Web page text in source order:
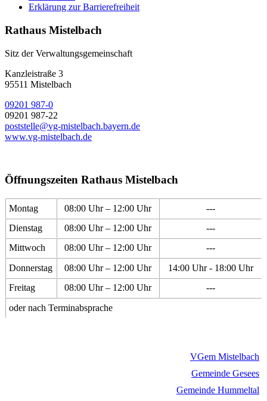
Erklärung zur Barrierefreiheit
Rathaus Mistelbach
Sitz der Verwaltungsgemeinschaft
Kanzleistraße 3
95511 Mistelbach
09201 987-0
09201 987-22
poststelle@vg-mistelbach.bayern.de
www.vg-mistelbach.de
Öffnungszeiten Rathaus Mistelbach
Montag 08:00 Uhr – 12:00 Uhr
---
Dienstag
08:00 Uhr – 12:00 Uhr
---
Mittwoch
08:00 Uhr – 12:00 Uhr
---
Donnerstag
08:00 Uhr – 12:00 Uhr
14:00 Uhr - 18:00 Uhr
Freitag
08:00 Uhr – 12:00 Uhr
---
oder nach Terminabsprache
VGem Mistelbach
Gemeinde Gesees
Gemeinde Hummeltal